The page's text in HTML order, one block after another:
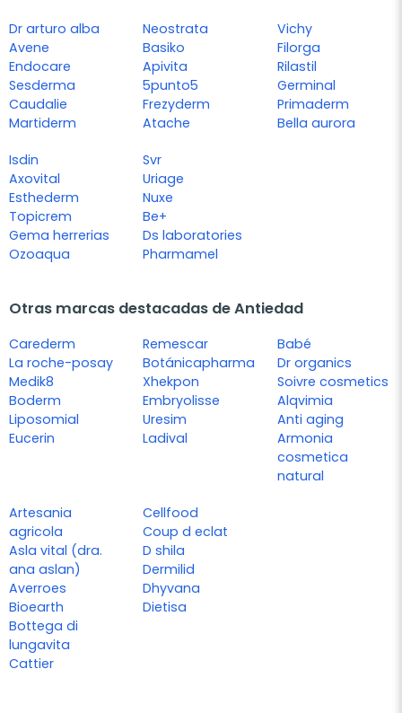
Dr arturo alba
Avene
Endocare
Sesderma
Caudalie
Martiderm
Neostrata
Basiko
Apivita
5punto5
Frezyderm
Atache
Vichy
Filorga
Rilastil
Germinal
Primaderm
Bella aurora
Isdin
Axovital
Esthederm
Topicrem
Gema herrerias
Ozoaqua
Svr
Uriage
Nuxe
Be+
Ds laboratories
Pharmamel
Otras marcas destacadas de Antiedad
Carederm
La roche-posay
Medik8
Boderm
Liposomial
Eucerin
Remescar
Botánicapharma
Xhekpon
Embryolisse
Uresim
Ladival
Babé
Dr organics
Soivre cosmetics
Alqvimia
Anti aging
Armonia
cosmetica
natural
Artesania
agricola
Asla vital (dra.
ana aslan)
Averroes
Bioearth
Bottega di
lungavita
Cattier
Cellfood
Coup d eclat
D shila
Dermilid
Dhyvana
Dietisa